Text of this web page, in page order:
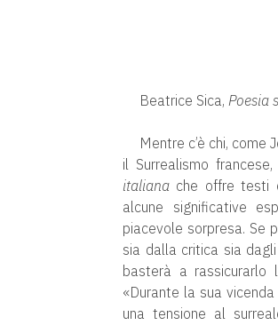
Beatrice Sica, Poesia
Mentre c’è chi, come
il Surrealismo
italiana che offre testi
alcune significative
piacevole sorpresa. Se
sia dalla critica sia
basterà a rassicurarlo
«Durante la sua
una tensione al